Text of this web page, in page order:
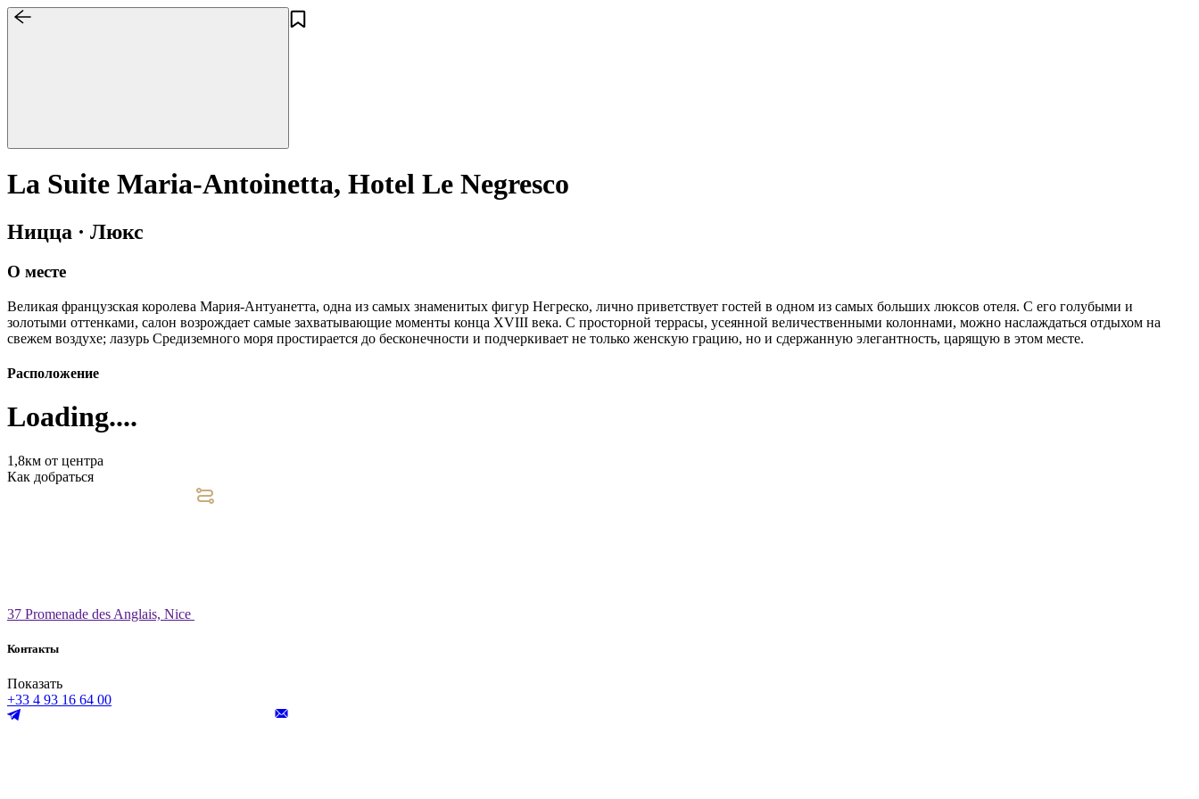
La Suite Maria-Antoinetta, Hotel Le Negresco
Ницца · Люкс
О месте
Великая французская королева Мария-Антуанетта, одна из самых знаменитых фигур Негреско, лично приветствует гостей в одном из самых больших люксов отеля. С его голубыми и
золотыми оттенками, салон возрождает самые захватывающие моменты конца XVIII века. С просторной террасы, усеянной величественными колоннами, можно наслаждаться отдыхом на
свежем воздухе; лазурь Средиземного моря простирается до бесконечности и подчеркивает не только женскую грацию, но и сдержанную элегантность, царящую в этом месте.
Расположение
Loading....
1,8км от центра
Как добраться
37 Promenade des Anglais, Nice
Контакты
Показать
+33 4 93 16 64 00